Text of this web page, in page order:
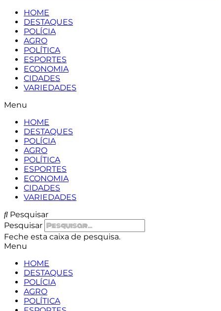
HOME
DESTAQUES
POLÍCIA
AGRO
POLÍTICA
ESPORTES
ECONOMIA
CIDADES
VARIEDADES
Menu
HOME
DESTAQUES
POLÍCIA
AGRO
POLÍTICA
ESPORTES
ECONOMIA
CIDADES
VARIEDADES
Pesquisar
Pesquisar
Feche esta caixa de pesquisa.
Menu
HOME
DESTAQUES
POLÍCIA
AGRO
POLÍTICA